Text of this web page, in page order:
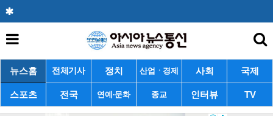
뉴스홈 전체기사 정치 산업ㆍ경제 사회 국제
스포츠 전국 연예·문화 종교 인터뷰 TV